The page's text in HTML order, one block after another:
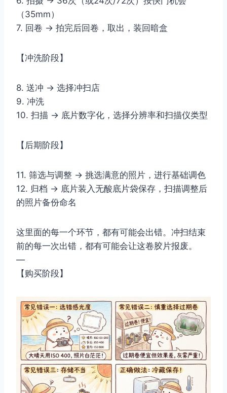
（35mm）
7. 回卷 → 拍完后回卷，取出，装回暗盒
【冲洗阶段】
8. 送冲 → 选择冲扫店
9. 冲洗
10. 扫描 → 底片数字化，选择分辨率和扫描仪类型
【后期阶段】
11. 筛选与调整 → 挑选满意的照片，进行基础调色
12. 归档 → 底片装入无酸底片袋保存，扫描调整后
的照片备份命名
这里面的每一个环节，都有可能会出错。冲扫结束
前的每一次出错，都有可能会让这卷胶片报废。
—
【购买阶段】